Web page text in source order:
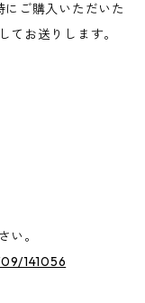
ご購入いただいた
てお送りします。
い。
141056